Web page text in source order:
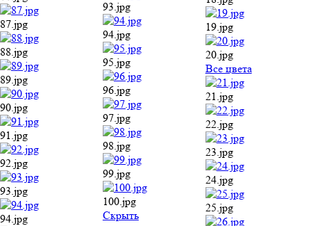
87.jpg
88.jpg
89.jpg
90.jpg
91.jpg
92.jpg
93.jpg
94.jpg
93.jpg
94.jpg
95.jpg
96.jpg
97.jpg
98.jpg
99.jpg
100.jpg
Cкрыть
19.jpg
20.jpg
Все цвета
21.jpg
22.jpg
23.jpg
24.jpg
25.jpg